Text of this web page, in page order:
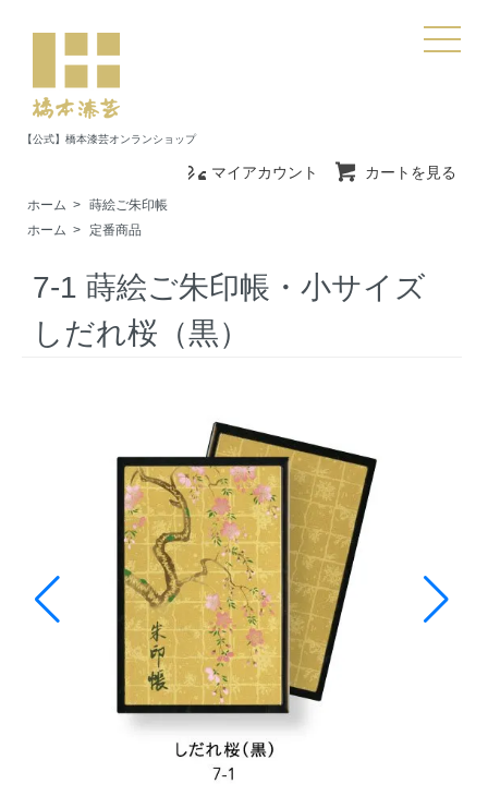
【公式】橋本漆芸オンランショップ
マイアカウント カートを見る
ホーム > 蒔絵ご朱印帳
ホーム > 定番商品
7-1 蒔絵ご朱印帳・小サイズ
しだれ桜（黒）